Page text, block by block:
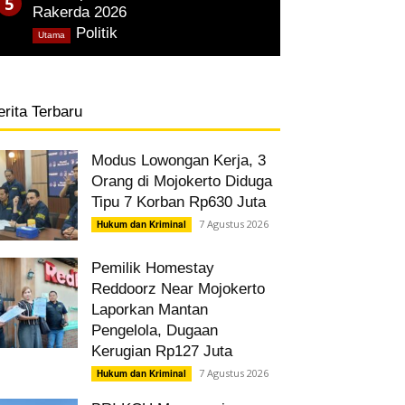
Rakerda 2026
Politik
Utama
Terbaru
Modus Lowongan Kerja, 3
Orang di Mojokerto Diduga
Tipu 7 Korban Rp630 Juta
Hukum dan Kriminal 7 Agustus 2026
Pemilik Homestay
Reddoorz Near Mojokerto
Laporkan Mantan
Pengelola, Dugaan
Kerugian Rp127 Juta
Hukum dan Kriminal 7 Agustus 2026